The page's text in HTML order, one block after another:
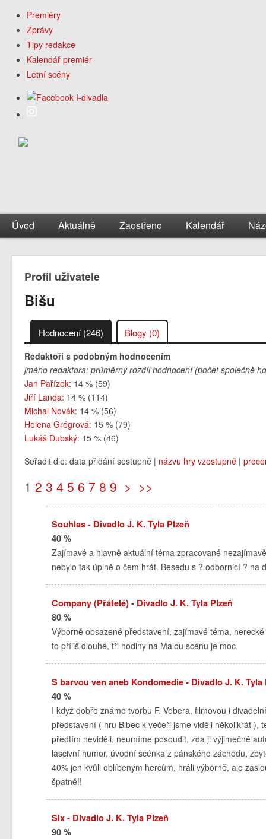
Premiéry
Zprávy
Tipy redakce
Kalendář premiér
Letní scény
Úvod Aktuálně Zaostřeno Kalendář
Profil uživatele
Bišu
Hodnocení (246) Blogy (0)
Redaktoři s podobným hodnocením
jméno redaktora: průměrný rozdíl hodnocení (počet společně
Jan Pařízek: 14 % (59)
Jiří Landa: 14 % (114)
Michal Novák: 14 % (56)
Helena Grégrová: 15 % (79)
Lukáš Dubský: 15 % (46)
Seřadit dle: data přidání sestupně | názvu hry vzestupně |
1 2 3 4 5 6 7 8 9 > >>
Souhlas - Divadlo J. K. Tyla Plzeň
40 %
Zajímavé a hlavně aktuální téma zpracované
nebylo tak úplně o čem hrát. Besedu s ? odbornicí ? na
Company (Přátelé) - Divadlo J. K. Tyla Plzeň
80 %
Výborně obsazené představení, zajímavé téma,
to příliš dlouhé, tři hodiny na Malou scénu je moc.
S barvou ven aneb Kondomedie - Divadlo J. K. Tyla
40 %
I když dobře známe tvorbu F. Vebera, filmovou i
představení ( hru Blbec k večeři jsme viděli několikrát
předtím neviděli, neumíme posoudit, zda ji výjimečně
lascivní humor, úvodní scénka z pánského záchodu,
40% jen kvůli oblíbeným hercům, hráli výborně, ale
špatně!!
Six - Divadlo J. K. Tyla Plzeň
90 %